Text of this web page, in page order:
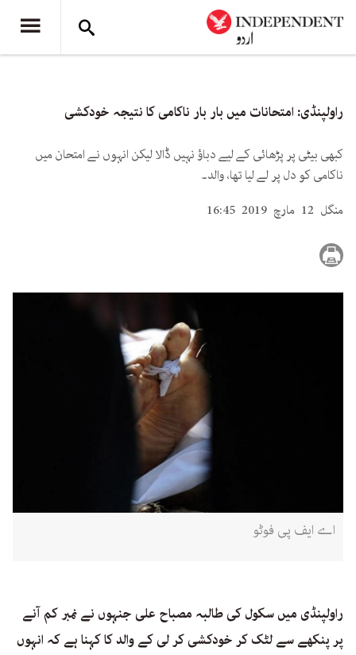
راولپنڈی: امتحانات میں بار بار ناکامی کا نتیجہ خودکشی
کبھی بیٹی پر پڑھائی کے لیے دباؤ نہیں ڈالا لیکن انہوں نے امتحان میں
ناکامی کو دل پر لے لیا تھا، والد۔
منگل 12 مارچ 2019 16:45
اے ایف پی فوٹو
راولپنڈی میں سکول کی طالبہ مصباح علی جنہوں نے نمبر کم آنے
پر پنکھے سے لٹک کر خودکشی کر لی کے والد کا کہنا ہے کہ انہوں